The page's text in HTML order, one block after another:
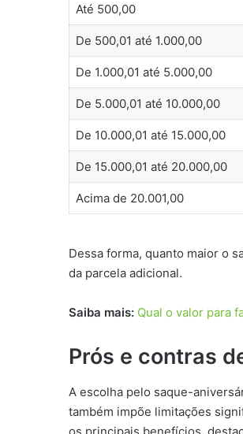
Até 500,00
De 500,01 até 1.000,00
De 1.000,01 até 5.000,00
De 5.000,01 até 10.000,00
De 10.000,01 até 15.000,00
De 15.000,01 até 20.000,00
Acima de 20.001,00
Dessa forma, quanto maior o
da parcela adicional.
Saiba mais: Qual o valor para
Prós e contras
A escolha pelo saque-
também impõe limitações